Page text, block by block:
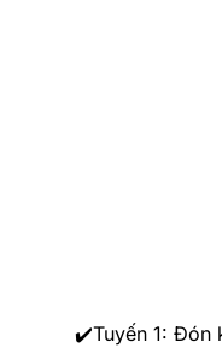
✔️Tuyến 1: Đón